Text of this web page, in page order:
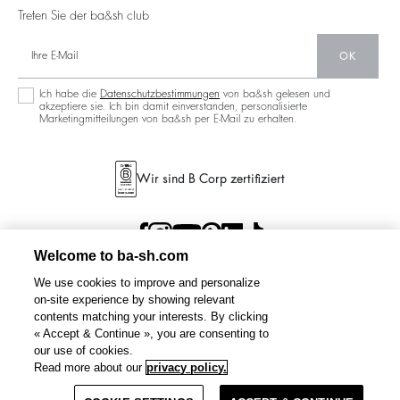
Treten Sie der ba&sh club
OK
Ich habe die Datenschutzbestimmungen von ba&sh gelesen und
akzeptiere sie. Ich bin damit einverstanden, personalisierte
Marketingmitteilungen von ba&sh per E-Mail zu erhalten.
Wir sind B Corp zertifiziert
Welcome to ba-sh.com
We use cookies to improve and personalize
on-site experience by showing relevant
contents matching your interests. By clicking
« Accept & Continue », you are consenting to
our use of cookies.
Read more about our privacy policy.